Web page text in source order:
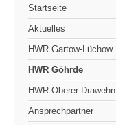
Startseite
Aktuelles
HWR Gartow-Lüchow
HWR Göhrde
HWR Oberer Drawehn
Ansprechpartner